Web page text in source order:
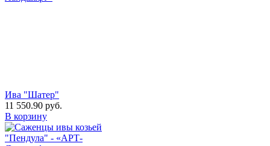
Ива "Шатер"
11 550.90 руб.
В корзину